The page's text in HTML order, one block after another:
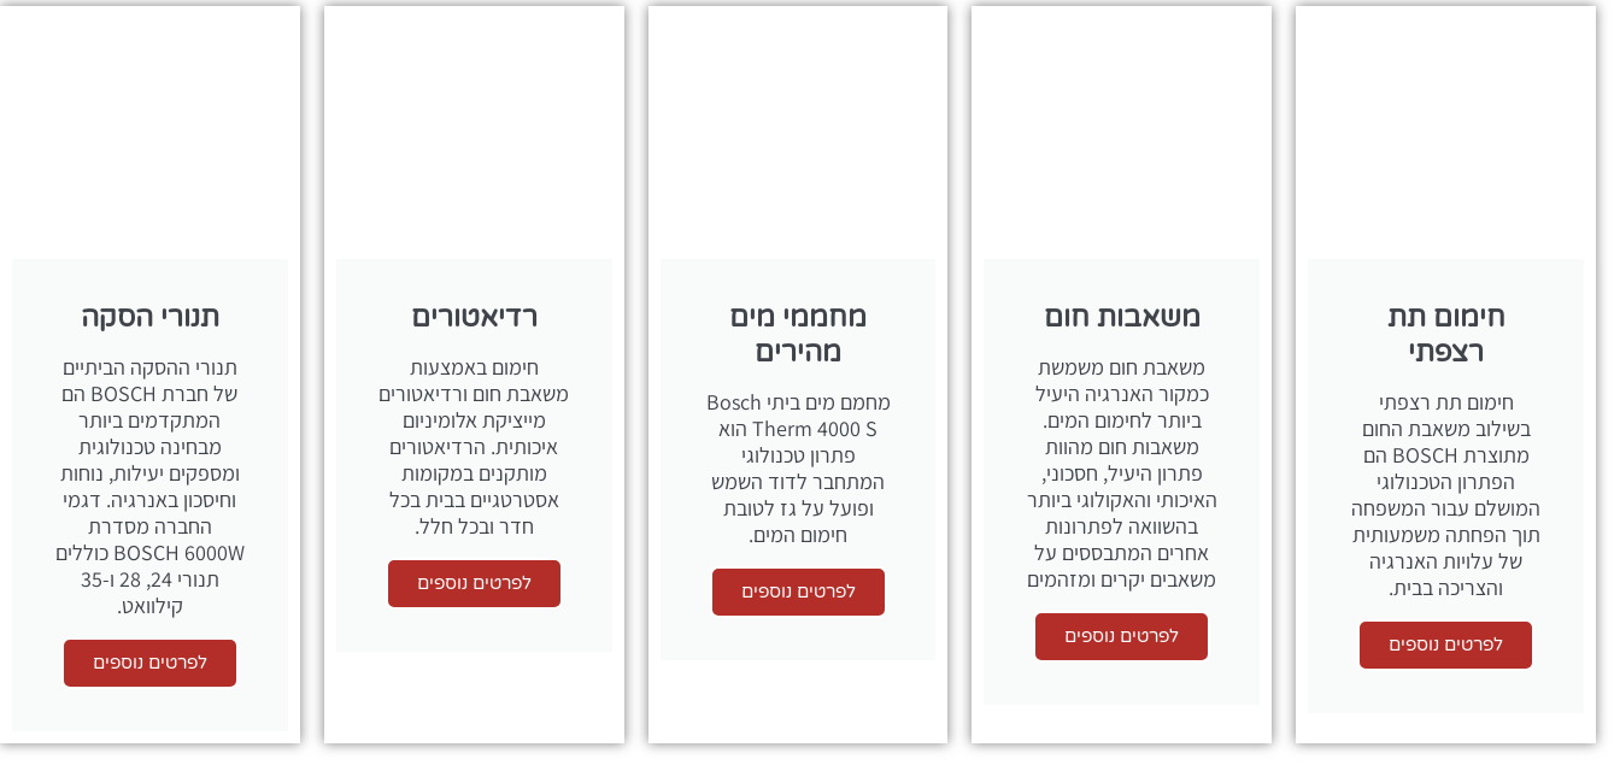
חימום תת
רצפתי
חימום תת רצפתי
בשילוב משאבת החום
מתוצרת BOSCH הם
הפתרון הטכנולוגי
המושלם עבור המשפחה
תוך הפחתה משמעותית
של עלויות האנרגיה
והצריכה בבית.
לפרטים נוספים
משאבות חום
משאבת חום משמשת
כמקור האנרגיה היעיל
ביותר לחימום המים.
משאבות חום מהוות
פתרון היעיל, חסכוני,
האיכותי והאקולוגי ביותר
בהשוואה לפתרונות
אחרים המתבססים על
משאבים יקרים ומזהמים
לפרטים נוספים
מחממי מים
מהירים
מחמם מים ביתי Bosch
Therm 4000 S הוא
פתרון טכנולוגי
המתחבר לדוד השמש
ופועל על גז לטובת
חימום המים.
לפרטים נוספים
רדיאטורים
חימום באמצעות
משאבת חום ורדיאטורים
מייציקת אלומיניום
איכותית. הרדיאטורים
מותקנים במקומות
אסטרטגיים בבית בכל
חדר ובכל חלל.
לפרטים נוספים
תנורי הסקה
תנורי ההסקה הביתיים
של חברת BOSCH הם
המתקדמים ביותר
מבחינה טכנולוגית
ומספקים יעילות, נוחות
וחיסכון באנרגיה. דגמי
החברה מסדרת
BOSCH 6000W כוללים
תנורי 24, 28 ו-35
קילוואט.
לפרטים נוספים